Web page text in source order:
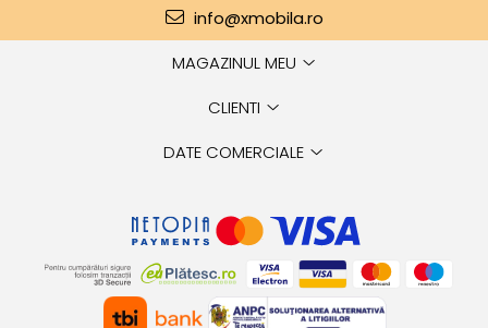
info@xmobila.ro
MAGAZINUL MEU
CLIENTI
DATE COMERCIALE